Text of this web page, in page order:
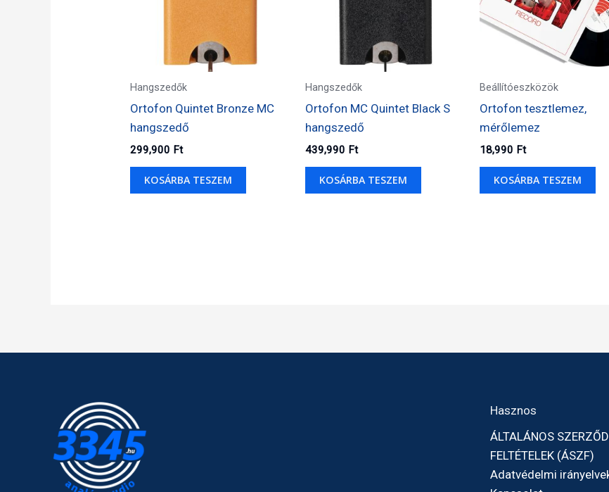
Hangszedők
Ortofon Quintet Bronze MC
hangszedő
299,900 Ft
KOSÁRBA TESZEM
Hangszedők
Ortofon MC Quintet Black S
hangszedő
439,990 Ft
KOSÁRBA TESZEM
Beállítóeszközök
Ortofon tesztlemez,
mérőlemez
18,990 Ft
KOSÁRBA TESZEM
Hasznos
ÁLTALÁNOS
FELTÉTELEK (ÁSZF)
Adatvédelmi